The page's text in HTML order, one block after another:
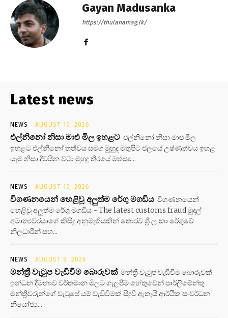
Gayan Madusanka
https://thulanamag.lk/
Latest news
NEWS AUGUST 10, 2026
එල්නිනෝ නිසා මාළු මිල ඉහළට එල්නිනෝ නිසා මාළු මිල
ඉහළට එල්නිනෝ තත්වය සමග මුහුද මතුපිට ජලයේ උෂ්ණත්වය ඉහළ
යෑම නිසා දිවයින වටා මුහුදු තීරයේ මත්ස්‍ය...
NEWS AUGUST 10, 2026
විගණනයෙන් හෙළිවූ අලුත්ම රේගු මගඩිය විගණනයෙන්
හෙළිවූ අලුත්ම රේගු මගඩිය - The latest customs fraud මුදල්
අමාත්‍යවරයාගේ කිසිදු අනුමැතියකින් තොරව ශ්‍රී ලංකා රේගුවේ
නිලධාරීන් සහ...
NEWS AUGUST 9, 2026
මන්ත්‍රී වැටුප වැඩිවීම බොරුවක් මන්ත්‍රී වැටුප වැඩිවීම බොරුවක්
ඉන්ධන දීමනාව වර්තමාන මිලට ගැලපීම හේතුවෙන් පාර්ලිමේන්තු
මන්ත්‍රීවරුන්ගේ වැටුපේ යම් වැඩිවීමක් සිදුවී ඇතැයි ආර්ථික සංවර්ධන
නියෝජ්‍ය...